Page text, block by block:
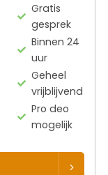
Gratis
gesprek
Binnen 24
uur
Geheel
vrijblijvend
Pro deo
mogelijk